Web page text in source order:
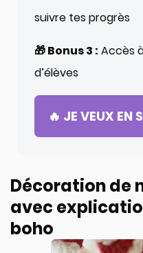
suivre tes progrès
🎁 Bonus 3 : Accès
d’élèves
🔥 JE VEUX EN
Décoration de
avec
boho